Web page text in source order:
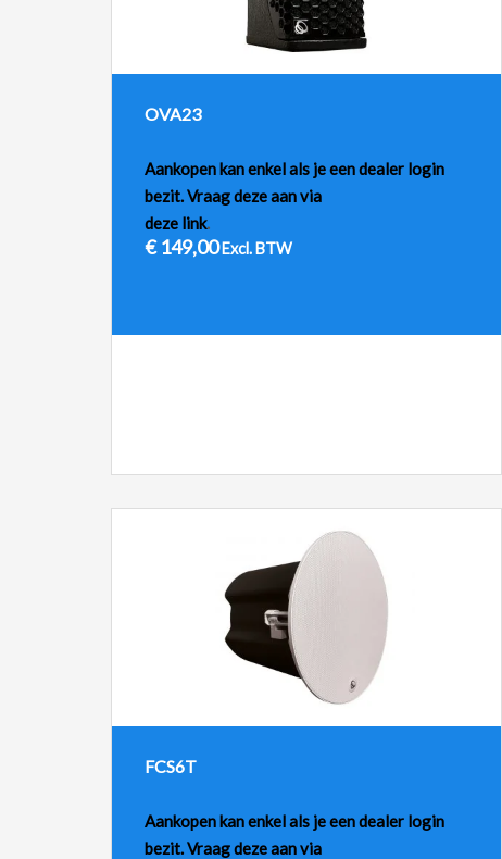
OVA23
Aankopen kan enkel als je een dealer login
bezit. Vraag deze aan via
deze link.
€149,00 Excl. BTW
FCS6T
Aankopen kan enkel als je een dealer login
bezit. Vraag deze aan via